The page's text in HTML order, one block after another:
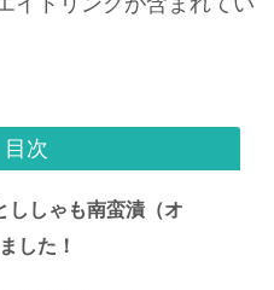
目次
ししゃも南蛮漬（オ
した！